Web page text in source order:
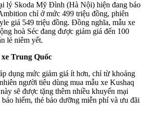
lý Skoda Mỹ Đình (Hà Nội) hiện đang báo
chỉ ở mức 499 triệu đồng, phiên
giá 549 triệu đồng. Đồng nghĩa, mẫu xe
hoà Séc đang được giảm giá đến 100
lẻ niêm yết.
Trung Quốc
dụng mức giảm giá ít hơn, chỉ từ khoảng
người tiêu dùng mua mẫu xe Kushaq
sẽ được tặng thêm nhiều khuyến mại
hiểm, thẻ bảo dưỡng miễn phí và ưu đãi